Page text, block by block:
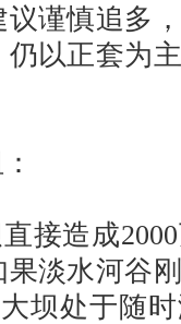
谨慎追多
以正套为
造成2000
淡水河谷
坝处于随